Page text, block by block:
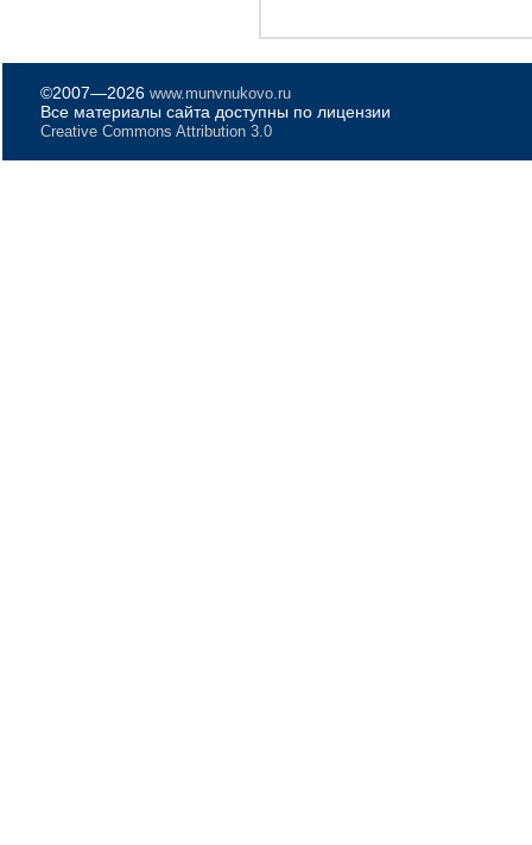
©2007—2026 www.munvnukovo.ru
Все материалы сайта доступны по лицензии
Creative Commons Attribution 3.0